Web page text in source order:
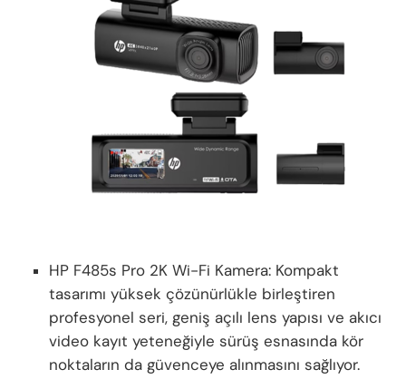
HP F485s Pro 2K Wi-Fi Kamera: Kompakt
tasarımı yüksek çözünürlükle birleştiren
profesyonel seri, geniş açılı lens yapısı ve akıcı
video kayıt yeteneğiyle sürüş esnasında kör
noktaların da güvenceye alınmasını sağlıyor.